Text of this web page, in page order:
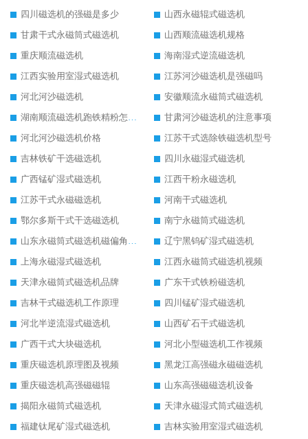
四川磁选机的强磁是多少
山西永磁辊式磁选机
甘肃干式永磁筒式磁选机
山西顺流磁选机规格
重庆顺流磁选机
海南湿式逆流磁选机
江西实验用室湿式磁选机
江苏河沙磁选机是强磁吗
河北河沙磁选机
安徽顺流永磁筒式磁选机
湖南顺流磁选机跑铁精粉怎么处理
甘肃河沙磁选机的注意事项
河北河沙磁选机价格
江苏干式选除铁磁选机型号
吉林铁矿干选磁选机
四川永磁湿式磁选机
广西锰矿湿式磁选机
江西干粉永磁选机
江苏干式永磁磁选机
河南干式磁选机
鄂尔多斯干式干选磁选机
南宁永磁筒式磁选机
山东永磁筒式磁选机磁偏角怎么调整
辽宁黑钨矿湿式磁选机
上海永磁湿式磁选机
江西永磁筒式磁选机视频
天津永磁筒式磁选机品牌
广东干式铁粉磁选机
吉林干式磁选机工作原理
四川锰矿湿式磁选机
河北半逆流湿式磁选机
山西矿石干式磁选机
广西干式大块磁选机
河北小型磁选机工作视频
重庆磁选机原理图及视频
黑龙江高强磁永磁磁选机
重庆磁选机高强磁磁辊
山东高强磁磁选机设备
揭阳永磁筒式磁选机
天津永磁湿式筒式磁选机
福建钛尾矿湿式磁选机
吉林实验用室湿式磁选机